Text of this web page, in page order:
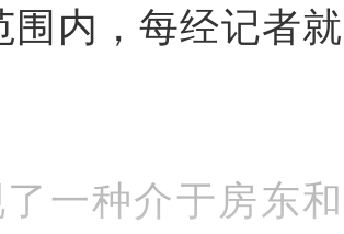
围内，每经记者就
一种介于房东和